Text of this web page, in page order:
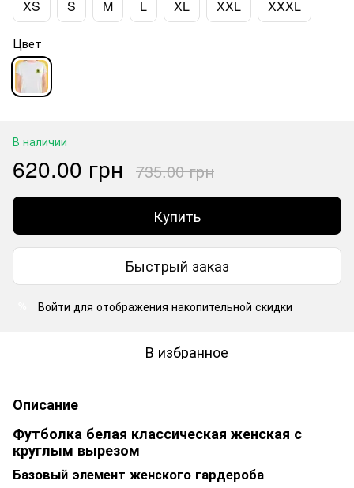
XS S M L XL XXL XXXL
Цвет
В наличии
620.00 грн 735.00 грн
Купить
Быстрый заказ
Войти для отображения накопительной скидки
В избранное
Описание
Футболка белая классическая женская с
круглым вырезом
Базовый элемент женского гардероба